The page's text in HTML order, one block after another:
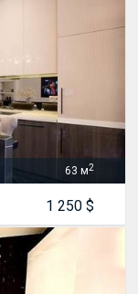
63 м2
1 250 $